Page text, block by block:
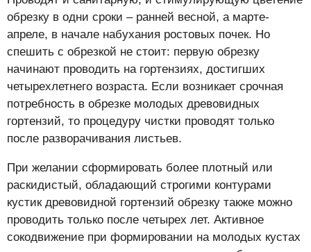
обрезку в одни сроки – ранней весной, а марте-
апреле, в начале набухания ростовых почек. Но
спешить с обрезкой не стоит: первую обрезку
начинают проводить на гортензиях, достигших
четырехлетнего возраста. Если возникает срочная
потребность в обрезке молодых древовидных
гортензий, то процедуру чистки проводят только
после разворачивания листьев.
При желании сформировать более плотный или
раскидистый, обладающий строгими контурами
кустик древовидной гортензий обрезку также можно
проводить только после четырех лет. Активное
сокодвижение при формировании на молодых кустах